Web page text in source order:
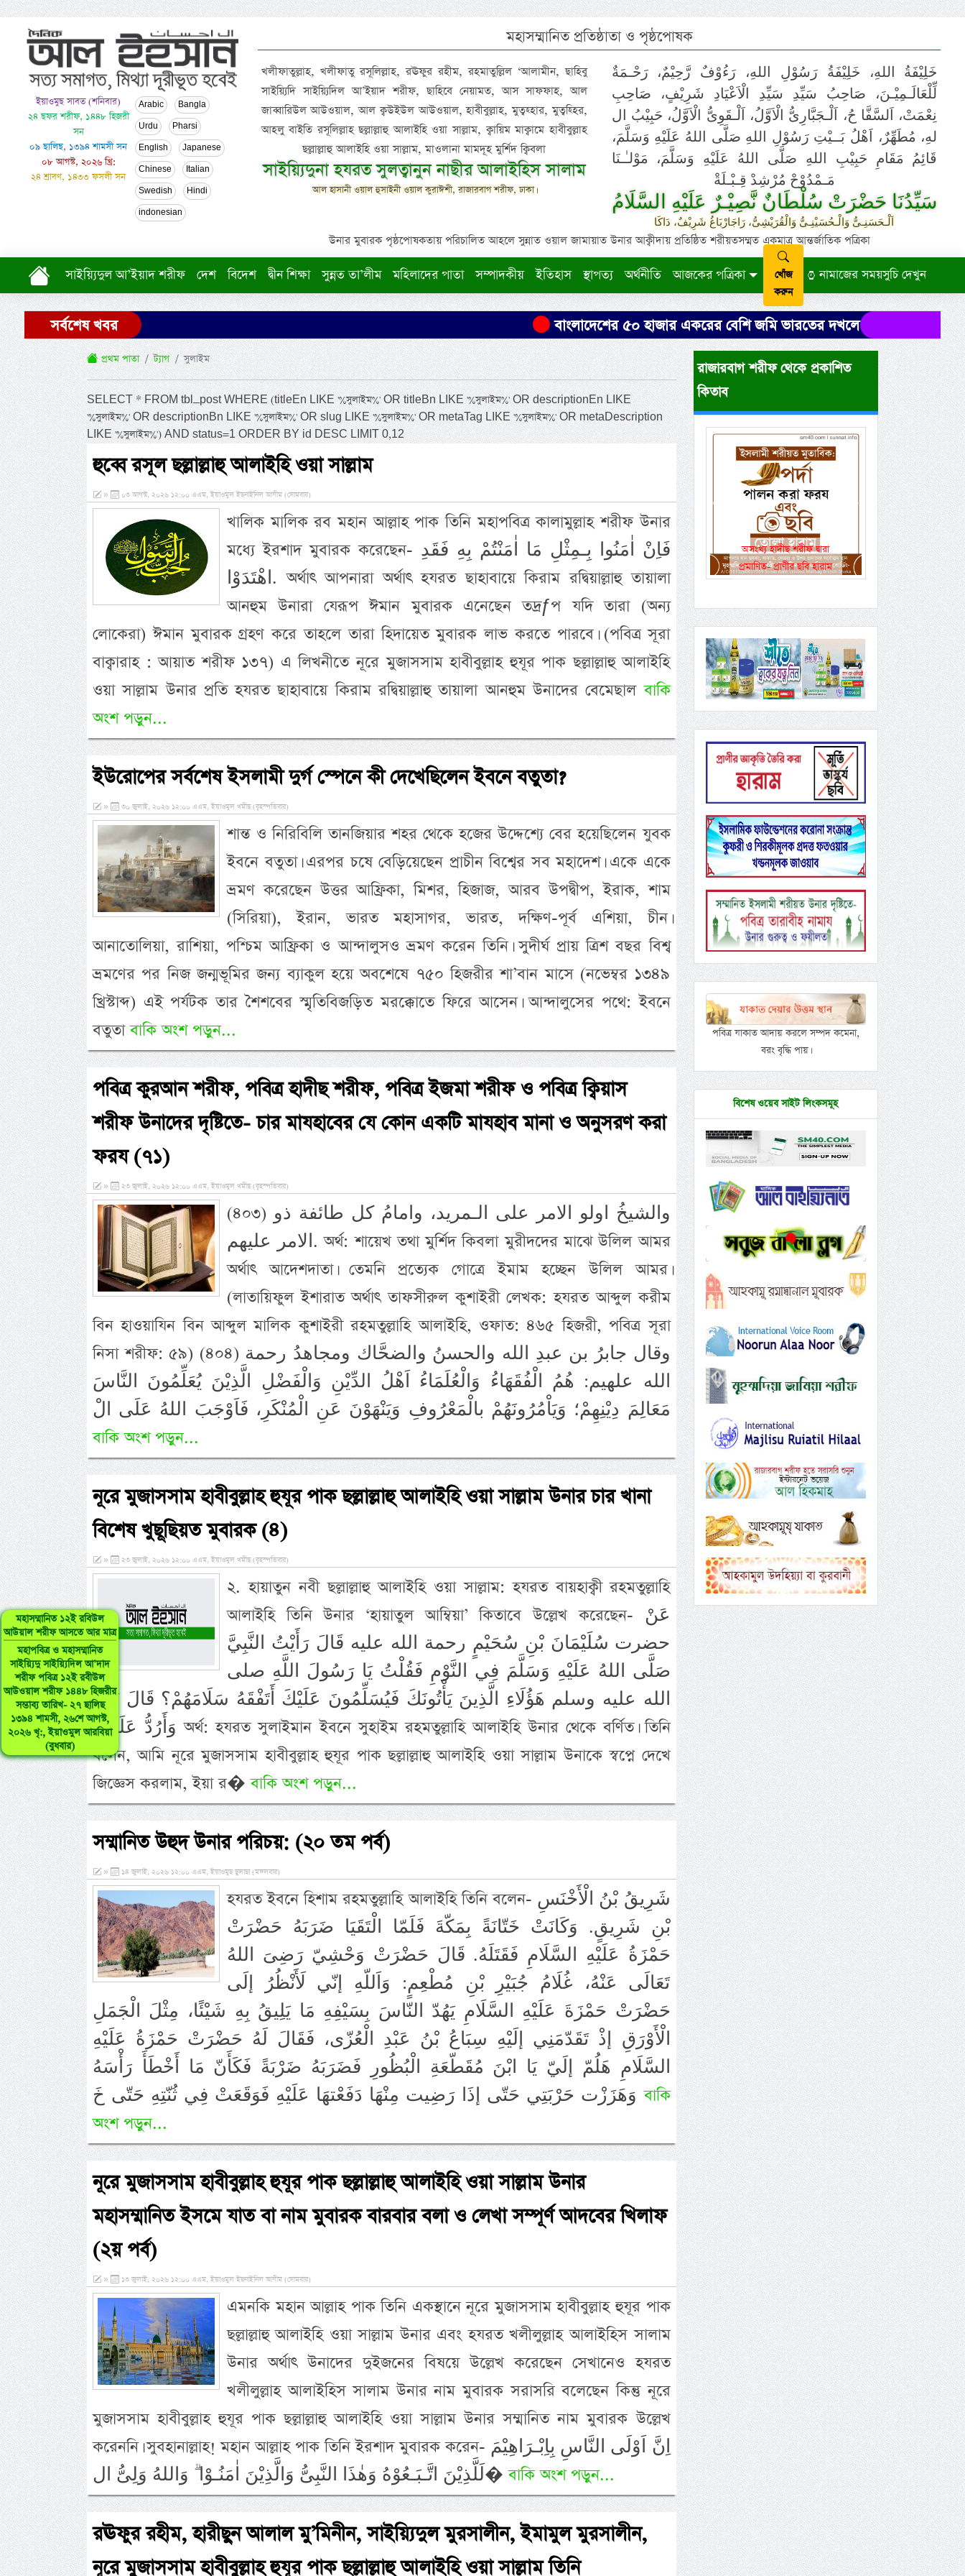
ইয়াওমুছ সাবত (শনিবার)
২৪ ছফর শরীফ, ১৪৪৮ হিজরী
সন
০৯ ছালিছ, ১৩৯৪ শামসী সন
০৮ আগস্ট, ২০২৬ খ্রি:
২৪ শ্রাবণ, ১৪৩৩ ফসলী সন
Arabic Bangla
Urdu Pharsi
English Japanese
Chinese Italian
Swedish Hindi
indonesian
মহাসম্মানিত প্রতিষ্ঠাতা ও পৃষ্ঠপোষক
খলীফাতুল্লাহ, খলীফাতু রসূলিল্লাহ, রঊফুর রহীম, রহমাতুল্লিল ‘আলামীন, ছাহিবু
সাইয়্যিদি সাইয়্যিদিল আ’ইয়াদ শরীফ, ছাহিবে নেয়ামত, আস সাফফাহ, আল
জাব্বারিউল আউওয়াল, আল ক্বউইউল আউওয়াল, হাবীবুল্লাহ, মুত্বহ্হার, মুত্বহ্হির,
আহলু বাইতি রসূলিল্লাহ ছল্লাল্লাহু আলাইহি ওয়া সাল্লাম, ক্বায়িম মাক্বামে হাবীবুল্লাহ
ছল্লাল্লাহু আলাইহি ওয়া সাল্লাম, মাওলানা মামদূহ মুর্শিদ ক্বিবলা
সাইয়্যিদুনা হযরত সুলত্বানুন নাছীর আলাইহিস সালাম
আল হাসানী ওয়াল হুসাইনী ওয়াল কুরাঈশী, রাজারবাগ শরীফ, ঢাকা।
خَلِيْفَةُ اللهِ، خَلِيْفَةُ رَسُوْلِ اللهِ، رَءُوْفٌ رَّحِيْمٌ، رَحْـمَةٌ
لِّلْعَالَـمِيْـنَ، صَاحِبُ سَيِّدِ سَيِّدِ الْاَعْيَادِ شَرِيْفٍ، صَاحِبِ
نِعْمَتْ، اَلسَّفَّا حُ، اَلْـجَبَّارِىُّ الْاَوَّلُ، اَلْـقَوِىُّ الْاَوَّلُ، حَبِيْبُ ال
لهِ، مُطَهِّرٌ، اَهْلُ بَــيْتِ رَسُوْلِ اللهِ صَلَّى اللهُ عَلَيْهِ وَسَلَّمَ،
قَائِمُ مَقَامِ حَبِيْبِ اللهِ صَلَّى اللهُ عَلَيْهِ وَسَلَّمَ، مَوْلـٰـنَا
مَـمْدُوْحْ مُرْشِدْ قِـبْـلَةْ
سَيِّدُنَا حَضْرَتْ سُلْطَانٌ نَّصِيْـرٌ عَلَيْهِ السَّلَامُ
اَلْـحَسَنِـىُّ وَالْـحُسَيْنِـىُّ وَالْقُرَيْشِىُّ، رَاجَارْبَاغُ شَرِيْفٌ، دَاكَا
উনার মুবারক পৃষ্ঠপোষকতায় পরিচালিত আহলে সুন্নাত ওয়াল জামায়াত উনার আক্বীদায় প্রতিষ্ঠিত শরীয়তসম্মত একমাত্র আন্তর্জাতিক পত্রিকা
সাইয়্যিদুল আ’ইয়াদ শরীফ দেশ বিদেশ দ্বীন শিক্ষা সুন্নত তা’লীম মহিলাদের পাতা সম্পাদকীয় ইতিহাস স্থাপত্য অর্থনীতি আজকের পত্রিকা
খোঁজ
করুন
নামাজের সময়সুচি দেখুন
সর্বশেষ খবর বাংলাদেশের ৫০ হাজার একরের বেশি জমি ভারতের দখলে। উদ্ধারে নেই সরকারের
মহাসম্মানিত ১২ই রবিউল
আউয়াল শরীফ আসতে আর মাত্র
মহাপবিত্র ও মহাসম্মানিত
সাইয়্যিদু সাইয়্যিদিল আ’দাদ
শরীফ পবিত্র ১২ই রবীউল
আউওয়াল শরীফ ১৪৪৮ হিজরীর
সম্ভাব্য তারিখ- ২৭ ছালিছ
১৩৯৪ শামসী, ২৬শে আগস্ট,
২০২৬ খৃ:, ইয়াওমুল আরবিয়া
(বুধবার)
প্রথম পাতা ট্যাগ সুলাইম
SELECT * FROM tbl_post WHERE (titleEn LIKE '%সুলাইম%' OR titleBn LIKE '%সুলাইম%' OR descriptionEn LIKE
'%সুলাইম%' OR descriptionBn LIKE '%সুলাইম%' OR slug LIKE '%সুলাইম%' OR metaTag LIKE '%সুলাইম%' OR metaDescription
LIKE '%সুলাইম%') AND status=1 ORDER BY id DESC LIMIT 0,12
হুব্বে রসূল ছল্লাল্লাহু আলাইহি ওয়া সাল্লাম
» ০৩ আগস্ট, ২০২৬ ১২:০০ এএম, ইয়াওমুল ইছনাইনিল আযীম (সোমবার)
খালিক মালিক রব মহান আল্লাহ পাক তিনি মহাপবিত্র কালামুল্লাহ শরীফ উনার
মধ্যে ইরশাদ মুবারক করেছেন- فَاِنْ اٰمَنُوا بِـمِثْلِ مَا اٰمَنْتُمْ بِهِ فَقَدِ
اهْتَدَوْا. অর্থাৎ আপনারা অর্থাৎ হযরত ছাহাবায়ে কিরাম রদ্বিয়াল্লাহু তায়ালা
আনহুম উনারা যেরূপ ঈমান মুবারক এনেছেন তদ্রƒপ যদি তারা (অন্য
লোকেরা) ঈমান মুবারক গ্রহণ করে তাহলে তারা হিদায়েত মুবারক লাভ করতে পারবে। (পবিত্র সূরা
বাক্বারাহ : আয়াত শরীফ ১৩৭) এ লিখনীতে নূরে মুজাসসাম হাবীবুল্লাহ হুযূর পাক ছল্লাল্লাহু আলাইহি
ওয়া সাল্লাম উনার প্রতি হযরত ছাহাবায়ে কিরাম রদ্বিয়াল্লাহু তায়ালা আনহুম উনাদের বেমেছালবাকি
অংশ পড়ুন...
ইউরোপের সর্বশেষ ইসলামী দুর্গ স্পেনে কী দেখেছিলেন ইবনে বতুতা?
» ৩০ জুলাই, ২০২৬ ১২:০০ এএম, ইয়াওমুল খমীছ (বৃহস্পতিবার)
শান্ত ও নিরিবিলি তানজিয়ার শহর থেকে হজের উদ্দেশ্যে বের হয়েছিলেন যুবক
ইবনে বতুতা। এরপর চষে বেড়িয়েছেন প্রাচীন বিশ্বের সব মহাদেশ। একে একে
ভ্রমণ করেছেন উত্তর আফ্রিকা, মিশর, হিজাজ, আরব উপদ্বীপ, ইরাক, শাম
(সিরিয়া), ইরান, ভারত মহাসাগর, ভারত, দক্ষিণ-পূর্ব এশিয়া, চীন।
আনাতোলিয়া, রাশিয়া, পশ্চিম আফ্রিকা ও আন্দালুসও ভ্রমণ করেন তিনি। সুদীর্ঘ প্রায় ত্রিশ বছর বিশ্ব
ভ্রমণের পর নিজ জন্মভূমির জন্য ব্যাকুল হয়ে অবশেষে ৭৫০ হিজরীর শা’বান মাসে (নভেম্বর ১৩৪৯
খ্রিস্টাব্দ) এই পর্যটক তার শৈশবের স্মৃতিবিজড়িত মরক্কোতে ফিরে আসেন। আন্দালুসের পথে: ইবনে
বতুতাবাকি অংশ পড়ুন...
পবিত্র কুরআন শরীফ, পবিত্র হাদীছ শরীফ, পবিত্র ইজমা শরীফ ও পবিত্র ক্বিয়াস
শরীফ উনাদের দৃষ্টিতে- চার মাযহাবের যে কোন একটি মাযহাব মানা ও অনুসরণ করা
ফরয (৭১)
» ২৩ জুলাই, ২০২৬ ১২:০০ এএম, ইয়াওমুল খমীছ (বৃহস্পতিবার)
(৪০৩) والشيخُ اولو الامر على الـمريد، وامامُ كل طائفة ذو
الامر عليهم. অর্থ: শায়েখ তথা মুর্শিদ কিবলা মুরীদদের মাঝে উলিল আমর
অর্থাৎ আদেশদাতা। তেমনি প্রত্যেক গোত্রে ইমাম হচ্ছেন উলিল আমর।
(লাতায়িফুল ইশারাত অর্থাৎ তাফসীরুল কুশাইরী লেখক: হযরত আব্দুল করীম
বিন হাওয়াযিন বিন আব্দুল মালিক কুশাইরী রহমতুল্লাহি আলাইহি, ওফাত: ৪৬৫ হিজরী, পবিত্র সূরা
নিসা শরীফ: ৫৯) (৪০৪) وقال جابرُ بن عبدِ الله والحسنُ والضحَّاك ومجاهدُ رحمة
الله علهيم: هُمُ الْفُقَهَاءُ وَالْعُلَمَاءُ اَهْلُ الدِّيْنِ وَالْفَضْلِ الَّذِيْنَ يُعَلِّمُونَ النَّاسَ
مَعَالِمَ دِيْنِهِمْ؛ وَيَاْمُرُونَهُمْ بالْمَعْرُوفِ وَيَنْهَوْنَ عَنِ الْمُنْكَرِ، فَاَوْجَبَ اللهُ عَلَى الْ
বাকি অংশ পড়ুন...
নূরে মুজাসসাম হাবীবুল্লাহ হুযূর পাক ছল্লাল্লাহু আলাইহি ওয়া সাল্লাম উনার চার খানা
বিশেষ খুছূছিয়ত মুবারক (৪)
» ২৩ জুলাই, ২০২৬ ১২:০০ এএম, ইয়াওমুল খমীছ (বৃহস্পতিবার)
২. হায়াতুন নবী ছল্লাল্লাহু আলাইহি ওয়া সাল্লাম: হযরত বায়হাক্বী রহমতুল্লাহি
আলাইহি তিনি উনার ‘হায়াতুল আম্বিয়া’ কিতাবে উল্লেখ করেছেন- عَنْ
حضرت سُلَيْمَانَ بْنِ سُحَيْمٍ رحمة الله عليه قَالَ رَأَيْتُ النَّبِيَّ
صَلَّى اللهُ عَلَيْهِ وَسَلَّمَ فِي النَّوْمِ فَقُلْتُ يَا رَسُولَ اللَّهِ صلى
الله عليه وسلم هَؤُلَاءِ الَّذِينَ يَأْتُونَكَ فَيُسَلِّمُونَ عَلَيْكَ أَتَفْقَهُ سَلَامَهُمْ؟ قَالَ نَعَمْ
وَأَرُدُّ عَلَيْهِمْ অর্থ: হযরত সুলাইমান ইবনে সুহাইম রহমতুল্লাহি আলাইহি উনার থেকে বর্ণিত। তিনি
বলেন, আমি নূরে মুজাসসাম হাবীবুল্লাহ হুযূর পাক ছল্লাল্লাহু আলাইহি ওয়া সাল্লাম উনাকে স্বপ্নে দেখে
জিজ্ঞেস করলাম, ইয়া র�বাকি অংশ পড়ুন...
সম্মানিত উহুদ উনার পরিচয়: (২০ তম পর্ব)
» ১৪ জুলাই, ২০২৬ ১২:০০ এএম, ইয়াওমুছ ছুলাছা (মঙ্গলবার)
হযরত ইবনে হিশাম রহমতুল্লাহি আলাইহি তিনি বলেন- شَرِيقُ بْنُ الْأَخْنَسِ
بْنِ شَرِيقٍ. وَكَانَتْ خَتّانَةً بِمَكّةَ فَلَمّا الْتَقَيَا ضَرَبَهُ حَضْرَتْ
حَمْزَةُ عَلَيْهِ السَّلَامِ فَقَتَلَهُ. قَالَ حَضْرَتْ وَحْشِيّ رَضِىَ اللهُ
تَعَالَى عَنْهُ، غُلَامُ جُبَيْرِ بْنِ مُطْعِمٍ: وَاَللّهِ إنّي لَأَنْظُرُ إلَى
حَضْرَتْ حَمْزَةَ عَلَيْهِ السَّلَامِ يَهُدّ النّاسَ بِسَيْفِهِ مَا يَلِيقُ بِهِ شَيْئًا، مِثْلَ الْجَمَلِ
الْأَوْرَقِ إذْ تَقَدّمَنِي إلَيْهِ سِبَاعُ بْنُ عَبْدِ الْعُزّى، فَقَالَ لَهُ حَضْرَتْ حَمْزَةُ عَلَيْهِ
السَّلَامِ هَلُمّ إلَيّ يَا ابْنَ مُقَطّعَةِ الْبُظُورِ فَضَرَبَهُ ضَرْبَةً فَكَأَنّ مَا أَخْطَأَ رَأْسَهُ
وَهَزَزْت حَرْبَتِي حَتّى إذَا رَضِيت مِنْهَا دَفَعْتهَا عَلَيْهِ فَوَقَعَتْ فِي ثُنّتِهِ حَتّى خَবাকি
অংশ পড়ুন...
নূরে মুজাসসাম হাবীবুল্লাহ হুযূর পাক ছল্লাল্লাহু আলাইহি ওয়া সাল্লাম উনার
মহাসম্মানিত ইসমে যাত বা নাম মুবারক বারবার বলা ও লেখা সম্পূর্ণ আদবের খিলাফ
(২য় পর্ব)
» ১৩ জুলাই, ২০২৬ ১২:০০ এএম, ইয়াওমুল ইছনাইনিল আযীম (সোমবার)
এমনকি মহান আল্লাহ পাক তিনি একস্থানে নূরে মুজাসসাম হাবীবুল্লাহ হুযূর পাক
ছল্লাল্লাহু আলাইহি ওয়া সাল্লাম উনার এবং হযরত খলীলুল্লাহ আলাইহিস সালাম
উনার অর্থাৎ উনাদের দুইজনের বিষয়ে উল্লেখ করেছেন সেখানেও হযরত
খলীলুল্লাহ আলাইহিস সালাম উনার নাম মুবারক সরাসরি বলেছেন কিন্তু নূরে
মুজাসসাম হাবীবুল্লাহ হুযূর পাক ছল্লাল্লাহু আলাইহি ওয়া সাল্লাম উনার সম্মানিত নাম মুবারক উল্লেখ
করেননি। সুবহানাল্লাহ! মহান আল্লাহ পাক তিনি ইরশাদ মুবারক করেন- ‏اِنَّ اَوْلَى النَّاسِ بِاِبْـرَاهِيْمَ
لَلَّذِيْنَ اتَّـبَـعُوْهُ وَهٰذَا النَّبِىُّ وَالَّذِيْنَ اٰمَنُـوْا ۗ وَاللهُ وَلِىُّ ال�বাকি অংশ পড়ুন...
রঊফুর রহীম, হারীছুন আলাল মু’মিনীন, সাইয়্যিদুল মুরসালীন, ইমামুল মুরসালীন,
নূরে মুজাসসাম হাবীবুল্লাহ হুযূর পাক ছল্লাল্লাহু আলাইহি ওয়া সাল্লাম তিনি
রাজারবাগ শরীফ থেকে প্রকাশিত
কিতাব
একই রানওয়েতে সামরিক-
বেসামরিক ফ্লাইট!
পবিত্র যাকাত আদায় করলে সম্পদ কমেনা,
বরং বৃদ্ধি পায়।
বিশেষ ওয়েব সাইট লিংকসমূহ